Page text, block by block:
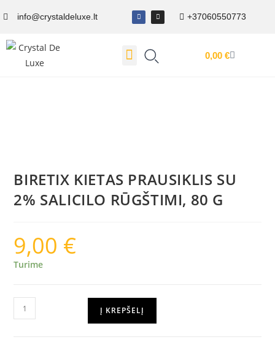
info@crystaldeluxe.lt +37060550773
0,00 €
BIRETIX KIETAS PRAUSIKLIS SU
2% SALICILO RŪGŠTIMI, 80 G
9,00 €
Turime
Į KREPŠELĮ